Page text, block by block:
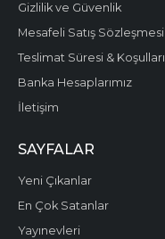
Gizlilik ve Güvenlik
Mesafeli Satış Sözleşmesi
Teslimat Süresi & Koşulları
Banka Hesaplarımız
İletişim
SAYFALAR
Yeni Çıkanlar
En Çok Satanlar
Yayınevleri